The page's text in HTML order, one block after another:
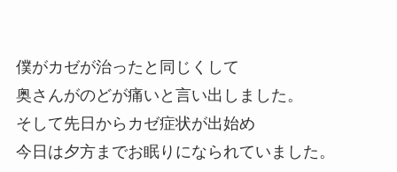
僕がカゼが治ったと同じくして
奥さんがのどが痛いと言い出しました。
そして先日からカゼ症状が出始め
今日は夕方までお眠りになられていました。